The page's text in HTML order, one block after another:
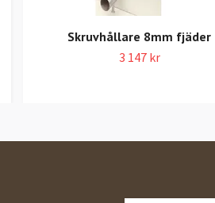
Skruvhållare 8mm fjäder
3 147 kr